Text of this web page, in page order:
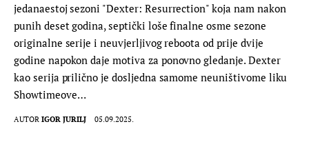
jedanaestoj sezoni "Dexter: Resurrection" koja nam nakon
punih deset godina, septički loše finalne osme sezone
originalne serije i neuvjerljivog reboota od prije dvije
godine napokon daje motiva za ponovno gledanje. Dexter
kao serija prilično je dosljedna samome neuništivome liku
Showtimeove…
AUTOR IGOR JURILJ 05.09.2025.